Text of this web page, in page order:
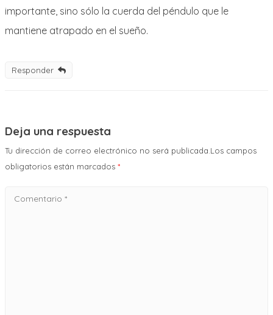
importante, sino sólo la cuerda del péndulo que le
mantiene atrapado en el sueño.
Responder
Deja una respuesta
Tu dirección de correo electrónico no será publicada.Los campos
obligatorios están marcados *
Comentario